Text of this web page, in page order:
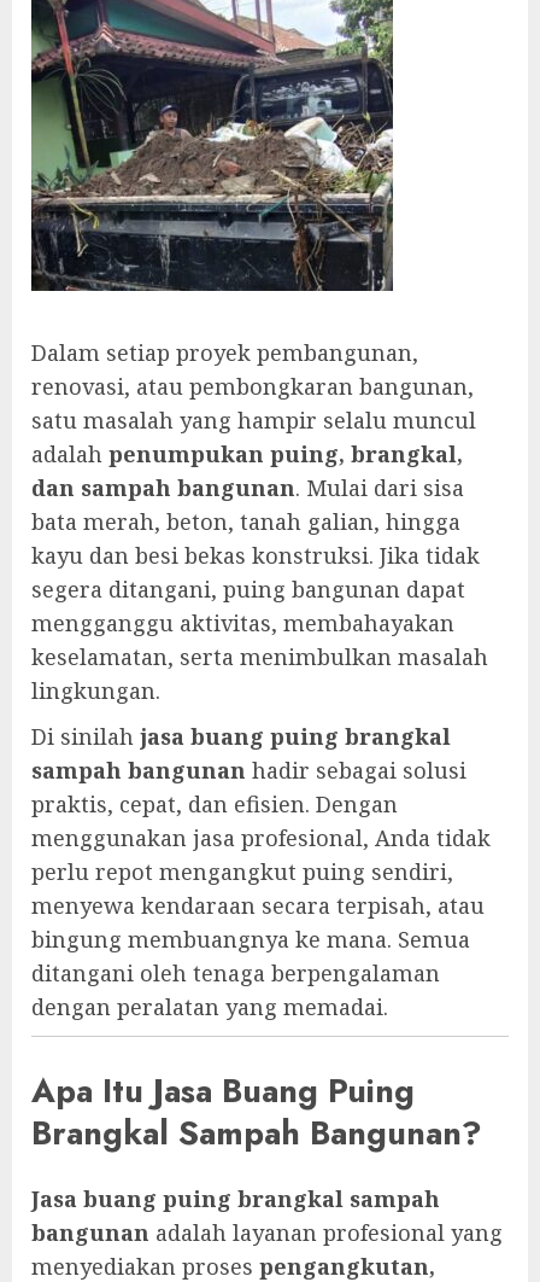
Dalam setiap proyek pembangunan,
renovasi, atau pembongkaran bangunan,
satu masalah yang hampir selalu muncul
adalah penumpukan puing, brangkal,
dan sampah bangunan. Mulai dari sisa
bata merah, beton, tanah galian, hingga
kayu dan besi bekas konstruksi. Jika tidak
segera ditangani, puing bangunan dapat
mengganggu aktivitas, membahayakan
keselamatan, serta menimbulkan masalah
lingkungan.
Di sinilah jasa buang puing brangkal
sampah bangunan hadir sebagai solusi
praktis, cepat, dan efisien. Dengan
menggunakan jasa profesional, Anda tidak
perlu repot mengangkut puing sendiri,
menyewa kendaraan secara terpisah, atau
bingung membuangnya ke mana. Semua
ditangani oleh tenaga berpengalaman
dengan peralatan yang memadai.
Apa Itu Jasa Buang Puing
Brangkal Sampah Bangunan?
Jasa buang puing brangkal sampah
bangunan adalah layanan profesional yang
menyediakan proses pengangkutan,